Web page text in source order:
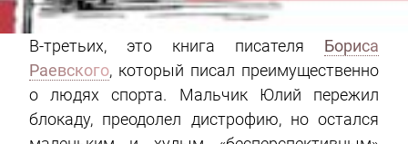
В-третьих, это книга писателя Бориса
Раевского, который писал преимущественно
о людях спорта. Мальчик Юлий пережил
блокаду, преодолел дистрофию, но остался